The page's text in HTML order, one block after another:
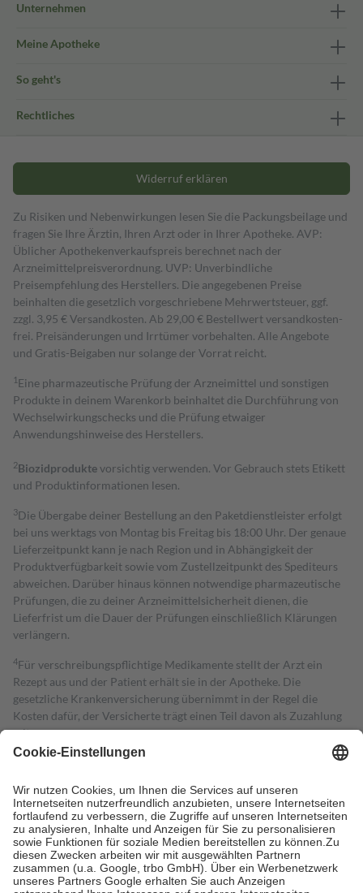
Unternehmen
Meine Apotheke
So geht's
Rechtliches
Widerruf erklären
Zu Risiken und Nebenwirkungen lesen Sie die Packungsbeilage und
fragen Sie Ihre Ärztin, Ihren Arzt oder in Ihrer Apotheke. AVP:
Üblicher Apothekenverkaufspreis berechnet nach der
Arzneimittelpreisverordnung. UVP: Unverbindliche
Preisempfehlung des Herstellers. Die angegebenen Preise
beinhalten die gesetzlich vorgeschriebene Mehrwertsteuer, ggf.
zzgl. 3,95 € Versandkosten. Ab 29,00 € Bestell­wert versand­kosten­
frei. Preisänderungen und Irrtümer vorbehalten. Alle Angebote
und Gratis-Beigaben nur solange der Vorrat reicht.
1 Eine pharmazeutische Prüfung der Arzneimittel und sonstigen
Produkte in deinem Warenkorb beinhaltet die Durchführung von
Wechselwirkungschecks und die Prüfung etwaiger
Anwendungshinweise des Herstellers.
2Biozidproduktevorsichtig verwenden. Vor Gebrauch stets Etikett
und Produktinformationen lesen.
3Die Übergabe deiner Bestellung an den Paketdienstleister erfolgt
bei uns werktags von Montag bis Freitag bis 18:00 Uhr. Der genaue
Lieferzeitpunkt kann je nach Region und in Abhängigkeit der
Produktverfügbarkeit sowie vom Zustellzeitpunkt des Spediteurs
abweichen. Darüber hinaus können notwendige pharmazeutische
Prüfungen, die zu deiner Arzneimittelsicherheit dienen, die
Lieferfrist um die Dauer der Prüfungen einschließlich Klärungen
verlängern.
4Für verschreibungspflichtige Medikamente stellt der Arzt ein
Rezept aus und der Patient erhält sie in der Apotheke. Die
gesetzliche Krankenversicherung übernimmt in der Regel die
Kosten dafür, der Versicherte trägt einen Teil davon als Zuzahlung
mit.
Grundsätzlich leisten Mitglieder Zuzahlungen in Höhe von zehn
höchstens zehn Euro.
Es sind jedoch nie mehr als die tatsächlichen
Kosten der Leistung zu entrichten.
Diese Regeln gelten grundsätzlich auch für Online-Apotheken.
Bei Heilmitteln und häuslicher Krankenpflege beträgt die
Zuzahlung zehn Prozent der Kosten sowie zehn Euro je
Verordnung.
Um das Engagement der Versicherten für ihre eigene Gesundheit zu